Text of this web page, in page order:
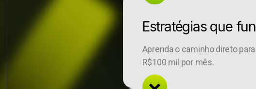
Estratégias que
Aprenda o caminho direto
R$100 mil por mês.